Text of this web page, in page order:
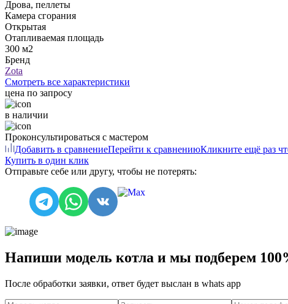
Дрова, пеллеты
Камера сгорания
Открытая
Отапливаемая площадь
300 м2
Бренд
Zota
Смотреть все характеристики
цена по запросу
в наличии
Проконсультироваться с мастером
Добавить в сравнениеПерейти к сравнениюКликните ещё раз
Купить в один клик
Отправьте себе или другу, чтобы не потерять:
Напиши модель котла и мы подберем
После обработки заявки, ответ будет выслан в whats app